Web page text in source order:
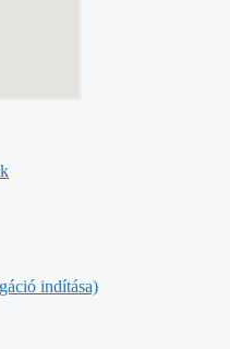
indítása)